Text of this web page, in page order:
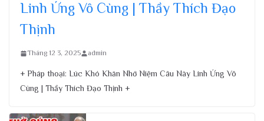
Linh Ứng Vô Cùng | Thầy Thích Đạo
Thịnh
Tháng 12 3, 2025 admin
+ Pháp thoại: Lúc Khó Khăn Nhớ Niệm Câu Này Linh Ứng Vô
Cùng | Thầy Thích Đạo Thịnh +